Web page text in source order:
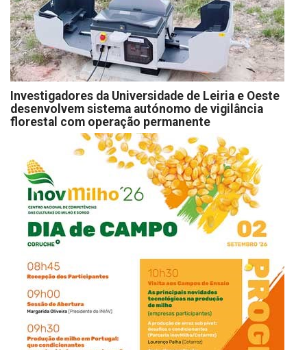
Investigadores da Universidade de Leiria e Oeste
desenvolvem sistema autónomo de vigilância
florestal com operação permanente